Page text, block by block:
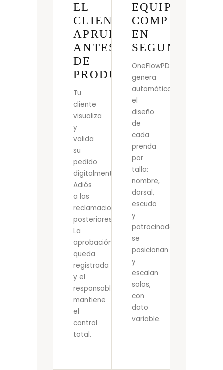
EL
CLIENTE
APRUEBA
ANTES
DE
PRODUCIR
Tu
cliente
visualiza
y
valida
su
pedido
digitalmente.
Adiós
a las
reclamaciones
posteriores.
La
aprobación
queda
registrada
y el
responsable
mantiene
el
control
total.
COMPLETAS
EN
SEGUNDOS
OneFlowPDF
genera
automáticamente
el
diseño
de
cada
prenda
por
talla:
nombre,
dorsal,
escudo
y
patrocinadores
se
posicionan
y
escalan
solos,
con
dato
variable.